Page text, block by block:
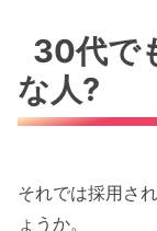
30代で
な人?
それでは採用さ
ょうか。